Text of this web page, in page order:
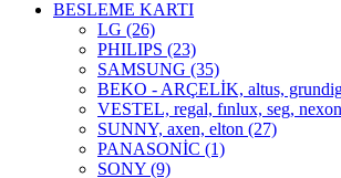
BESLEME KARTI
LG (26)
PHILIPS (23)
SAMSUNG (35)
BEKO - ARÇELİK, altus,
VESTEL, regal, fınlux, seg,
SUNNY, axen, elton (27)
PANASONİC (1)
SONY (9)